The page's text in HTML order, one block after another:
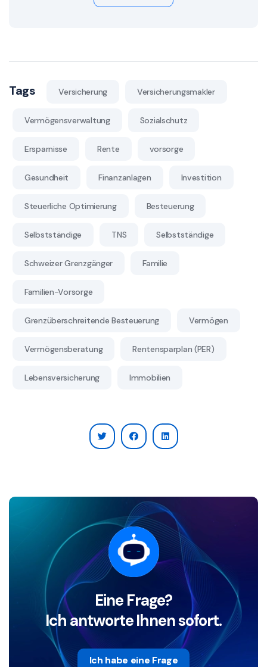
Tags Versicherung Versicherungsmakler
Vermögensverwaltung Sozialschutz
Ersparnisse Rente vorsorge
Gesundheit Finanzanlagen Investition
Steuerliche Optimierung Besteuerung
Selbstständige TNS Selbstständige
Schweizer Grenzgänger Familie
Familien-Vorsorge
Grenzüberschreitende Besteuerung Vermögen
Vermögensberatung Rentensparplan (PER)
Lebensversicherung Immobilien
Eine Frage?
Ich antworte Ihnen sofort.
Ich habe eine Frage